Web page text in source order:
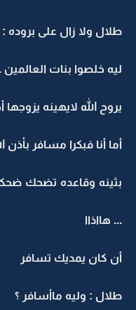
طلال ولا زال على بروده
ليه خلصوا بنات العالمين
يروح الله لايهينه
أما أنا فبكرا مسافر بأذن
بثينه وقاعده تضحك
... هااذاا
أن كان يمديك تسافر
طلال : وليه ماأسافر ؟